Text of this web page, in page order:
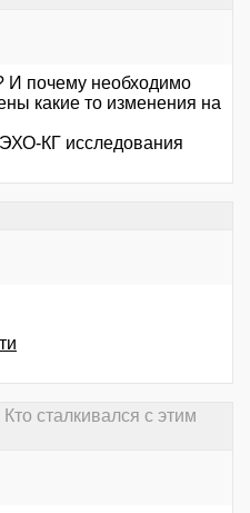
И почему необходимо
какие то изменения на
КГ исследования
сталкивался с этим